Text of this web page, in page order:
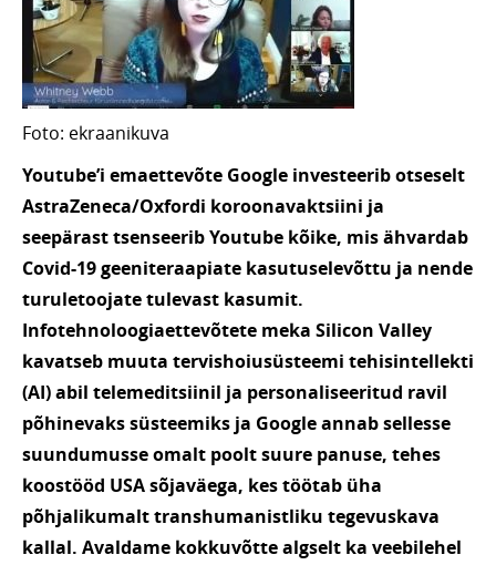
Foto: ekraanikuva
Youtube’i emaettevõte Google investeerib otseselt
AstraZeneca/Oxfordi koroonavaktsiini ja
seepärast tsenseerib Youtube kõike, mis ähvardab
Covid-19 geeniteraapiate kasutuselevõttu ja nende
turuletoojate tulevast kasumit.
Infotehnoloogiaettevõtete meka Silicon Valley
kavatseb muuta tervishoiusüsteemi tehisintellekti
(AI) abil telemeditsiinil ja personaliseeritud ravil
põhinevaks süsteemiks ja Google annab sellesse
suundumusse omalt poolt suure panuse, tehes
koostööd USA sõjaväega, kes töötab üha
põhjalikumalt transhumanistliku tegevuskava
kallal. Avaldame kokkuvõtte algselt ka veebilehel